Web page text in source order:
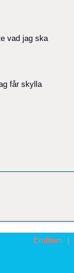
vad jag ska
får skylla
Emblem |